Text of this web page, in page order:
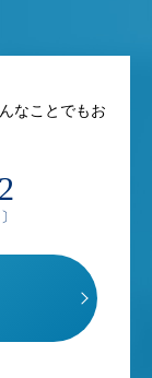
なことでもお